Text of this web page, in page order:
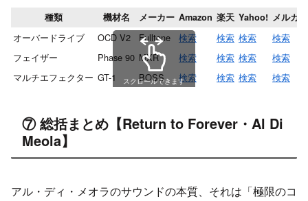
種類 機材名 メーカー Amazon 楽天 Yahoo! メルカリ
オーバードライブ OCD V2 Fulltone 検索 検索 検索
検索
フェイザー
Phase 90 MXR 検索 検索 検索
検索
マルチエフェクター GT-1 BOSS 検索 検索 検索 検索
スクロールできます
⑦ 総括まとめ【Return to Forever・Al Di
Meola】
アル・ディ・メオラのサウンドの本質、それは「極限のコ